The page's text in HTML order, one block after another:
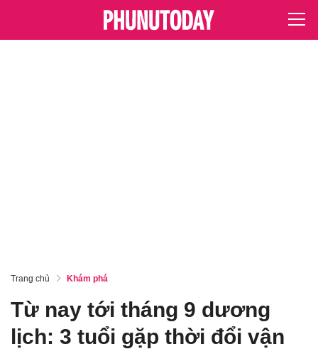
Trang chủ Khám phá
Từ nay tới tháng 9 dương
lịch: 3 tuổi gặp thời đổi vận